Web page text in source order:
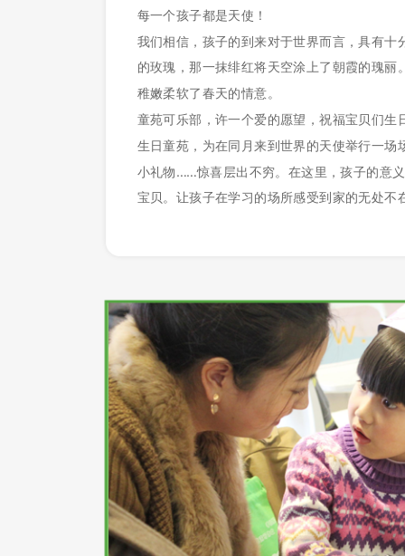
每一个孩子都是天使！
我们相信，孩子的到来对于世界而言，具有
的玫瑰，那一抹绯红将天空涂上了朝霞的瑰
稚嫩柔软了春天的情意。
童苑可乐部，许一个爱的愿望，祝福宝贝们生
生日童苑，为在同月来到世界的天使举行一
小礼物……惊喜层出不穷。在这里，孩子的意
宝贝。让孩子在学习的场所感受到家的无处不